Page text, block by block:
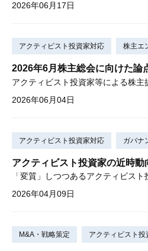
2026年06月17日
アクティビスト投資家対応 株主エ
2026年6月株主総会に向けた論
アクティビスト投資家等による株主
2026年06月04日
アクティビスト投資家対応 ガバナ
アクティビスト投資家の近時動
2026年04月09日
M&A・戦略策定 アクティビスト投